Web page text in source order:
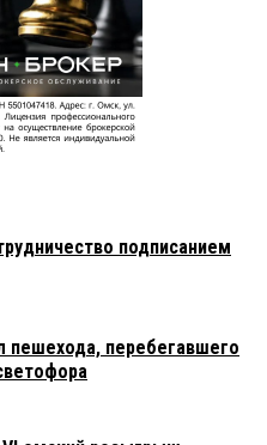
подписанием
пешехода, перебегавшего